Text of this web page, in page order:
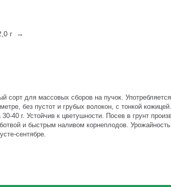
г →
сорт для массовых сборов на пучок.
без пустот и грубых волокон, с тонкой
40 г. Устойчив к цветушности. Посев в грунт
и быстрым наливом корнеплодов.
сентябре.